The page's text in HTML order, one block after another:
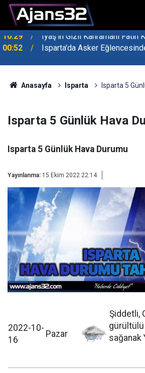
00:52 Isparta'da Asker
Anasayfa Isparta Isparta 5
Isparta 5 Günlük Hava
Isparta 5 Günlük Hava Durumu
Yayınlanma: 15 Ekim 2022 22:14
2022-10-
16
Pazar
Şiddetli,
gürültülü
sağanak